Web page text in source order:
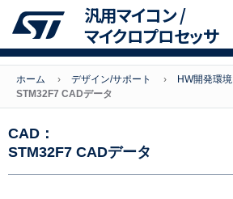
汎用マイコン /
マイクロプロセッサ
ホーム デザイン/サポート HW開発環境
STM32F7 CADデータ
CAD：
STM32F7 CADデータ